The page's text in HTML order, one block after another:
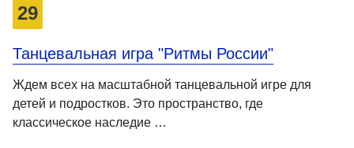
29
Танцевальная игра "Ритмы России"
Ждем всех на масштабной танцевальной игре для
детей и подростков. Это пространство, где
классическое наследие …